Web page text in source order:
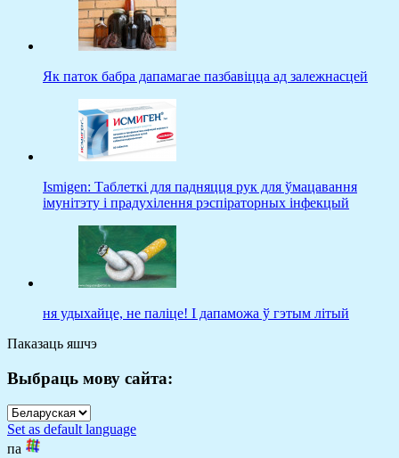
Як паток бабра дапамагае пазбавіцца ад залежнасцей
Ismigen: Таблеткі для падняцця рук для ўмацавання
імунітэту і прадухілення рэспіраторных інфекцый
ня удыхайце, не паліце! І дапаможа ў гэтым літый
Паказаць яшчэ
Выбраць мову сайта:
Set as default language
па